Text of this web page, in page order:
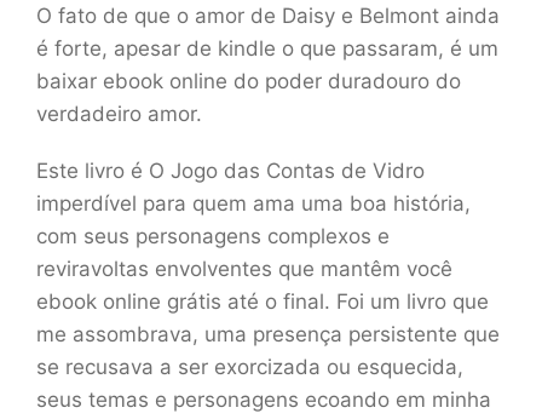
O fato de que o amor de Daisy e Belmont ainda
é forte, apesar de kindle o que passaram, é um
baixar ebook online do poder duradouro do
verdadeiro amor.
Este livro é O Jogo das Contas de Vidro
imperdível para quem ama uma boa história,
com seus personagens complexos e
reviravoltas envolventes que mantêm você
ebook online grátis até o final. Foi um livro que
me assombrava, uma presença persistente que
se recusava a ser exorcizada ou esquecida,
seus temas e personagens ecoando em minha